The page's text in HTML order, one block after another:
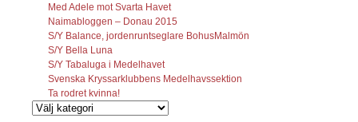
Med Adele mot Svarta Havet
Naimabloggen – Donau 2015
S/Y Balance, jordenruntseglare BohusMalmön
S/Y Bella Luna
S/Y Tabaluga i Medelhavet
Svenska Kryssarklubbens Medelhavssektion
Ta rodret kvinna!
Vilka